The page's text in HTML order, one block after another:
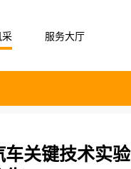
服务大厅
关键技术实